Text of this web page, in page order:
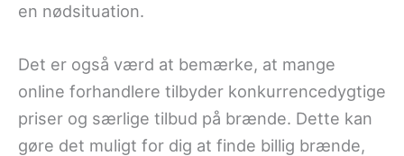
en nødsituation.
Det er også værd at bemærke, at mange
online forhandlere tilbyder konkurrencedygtige
priser og særlige tilbud på brænde. Dette kan
gøre det muligt for dig at finde billig brænde,